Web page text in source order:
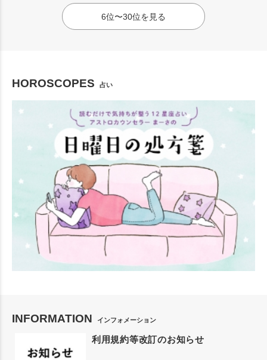
6位〜30位を見る
HOROSCOPES 占い
INFORMATION インフォメーション
利用規約等改訂のお知らせ